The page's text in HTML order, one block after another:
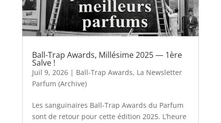
Ball-Trap Awards, Millésime 2025 — 1ère
Salve !
Juil 9, 2026| Ball-Trap Awards, La Newsletter
Parfum (Archive)
Les sanguinaires Ball-Trap Awards du Parfum
sont de retour pour cette édition 2025. L’heure